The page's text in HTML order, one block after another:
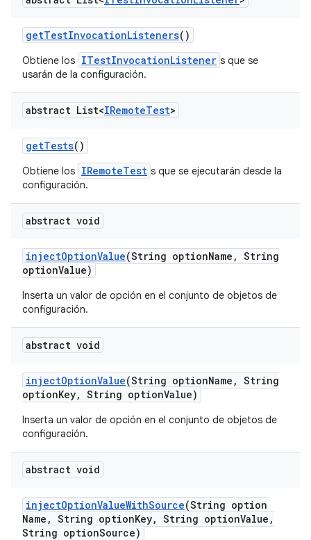
getTestInvocationListeners()
Obtiene los ITestInvocationListener s que se
usarán de la configuración.
abstract List<IRemoteTest>
getTests()
Obtiene los IRemoteTest s que se ejecutarán desde la
configuración.
abstract void
injectOptionValue(String optionName , String
optionValue)
Inserta un valor de opción en el conjunto de objetos de
configuración.
abstract void
injectOptionValue(String optionName , String
optionKey, String optionValue)
Inserta un valor de opción en el conjunto de objetos de
configuración.
abstract void
injectOptionValueWithSource(String option
Name , String optionKey, String optionValue ,
String optionSource)